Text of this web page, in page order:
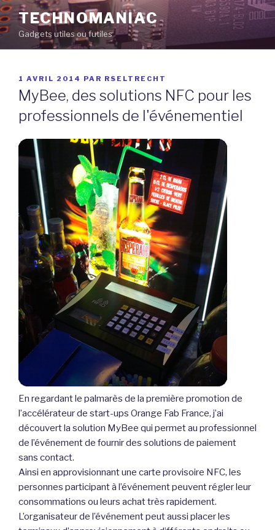
Aller
au
contenu
principal
TECHNOMANIAC
Gadgets utiles ou futiles
PUBLIÉ
LE
1 AVRIL 2014 PAR RSELTRECHT
MyBee, des solutions NFC pour les
professionnels de l'événementiel
En regardant le palmarès de la première promotion de
l’accélérateur de start-ups Orange Fab France, j’ai
découvert la solution MyBee qui permet au professionnel
de l’événement de fournir des solutions de paiement
sans contact.
Ainsi en approvisionnant une carte provisoire NFC, les
personnes participant à l’événement peuvent régler leur
consommations ou leurs achat très rapidement.
L’organisateur de l’événement peut aussi placer les